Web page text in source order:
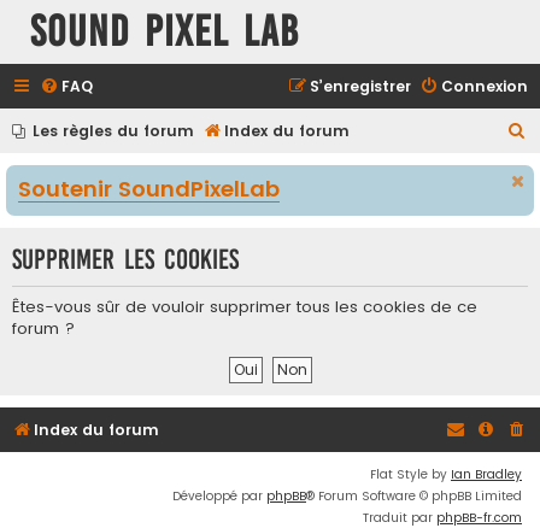
Sound Pixel Lab
FAQ Connexion
S’enregistrer
Les règles du forum Index du forum
e
r
r
Soutenir SoundPixelLab
Supprimer les cookies
Êtes-vous sûr de vouloir supprimer tous les cookies de ce
forum ?
Index du forum
Flat Style by Ian Bradley
Développé par phpBB® Forum Software © phpBB Limited
Traduit par phpBB-fr.com